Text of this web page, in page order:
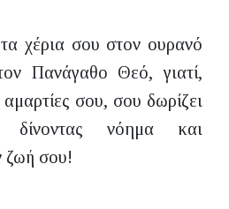
χέρια σου στον ουρανό
Πανάγαθο Θεό, γιατί,
σου, σου δωρίζει
δίνοντας νόημα και
ζωή σου!